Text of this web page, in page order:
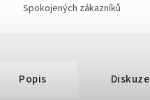
Spokojených zákazníků
Popis Diskuze